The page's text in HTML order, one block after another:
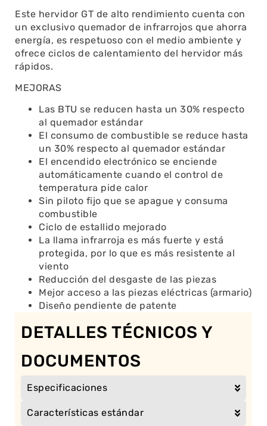
Este hervidor GT de alto rendimiento cuenta con
un exclusivo quemador de infrarrojos que ahorra
energía, es respetuoso con el medio ambiente y
ofrece ciclos de calentamiento del hervidor más
rápidos.
MEJORAS
Las BTU se reducen hasta un 30% respecto
al quemador estándar
El consumo de combustible se reduce hasta
un 30% respecto al quemador estándar
El encendido electrónico se enciende
automáticamente cuando el control de
temperatura pide calor
Sin piloto fijo que se apague y consuma
combustible
Ciclo de estallido mejorado
La llama infrarroja es más fuerte y está
protegida, por lo que es más resistente al
viento
Reducción del desgaste de las piezas
Mejor acceso a las piezas eléctricas (armario)
Diseño pendiente de patente
DETALLES TÉCNICOS Y
DOCUMENTOS
Especificaciones
Características estándar